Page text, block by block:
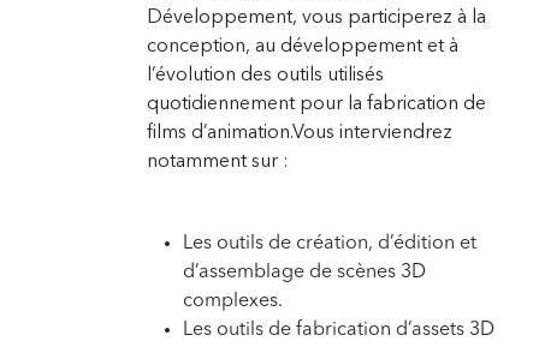
Développement, vous participerez à la
conception, au développement et à
l’évolution des outils utilisés
quotidiennement pour la fabrication de
films d’animation.Vous interviendrez
notamment sur :
Les outils de création, d’édition et
d’assemblage de scènes 3D
complexes.
Les outils de fabrication d’assets 3D